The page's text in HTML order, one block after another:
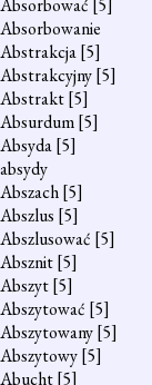
Absorbować [5]
Absorbowanie
Abstrakcja[5]
Abstrakcyjny[5]
Abstrakt[5]
Absurdum[5]
Absyda[5]
absydy
Abszach[5]
Abszlus [5]
Abszlusować [5]
Absznit[5]
Abszyt[5]
Abszytować [5]
Abszytowany[5]
Abszytowy[5]
Abucht[5]